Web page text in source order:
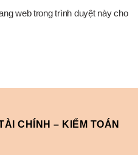
web trong trình duyệt này cho
CHÍNH – KIỂM TOÁN